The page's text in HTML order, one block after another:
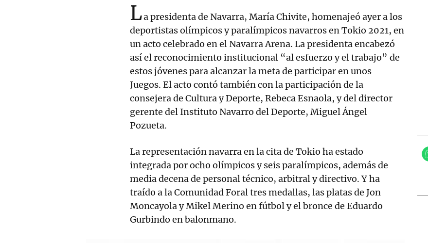
La presidenta de Navarra, María Chivite, homenajeó ayer a los
deportistas olímpicos y paralímpicos navarros en Tokio 2021, en
un acto celebrado en el Navarra Arena. La presidenta encabezó
así el reconocimiento institucional “al esfuerzo y el trabajo” de
estos jóvenes para alcanzar la meta de participar en unos
Juegos. El acto contó también con la participación de la
consejera de Cultura y Deporte, Rebeca Esnaola, y del director
gerente del Instituto Navarro del Deporte, Miguel Ángel
Pozueta.
La representación navarra en la cita de Tokio ha estado
integrada por ocho olímpicos y seis paralímpicos, además de
media decena de personal técnico, arbitral y directivo. Y ha
traído a la Comunidad Foral tres medallas, las platas de Jon
Moncayola y Mikel Merino en fútbol y el bronce de Eduardo
Gurbindo en balonmano.